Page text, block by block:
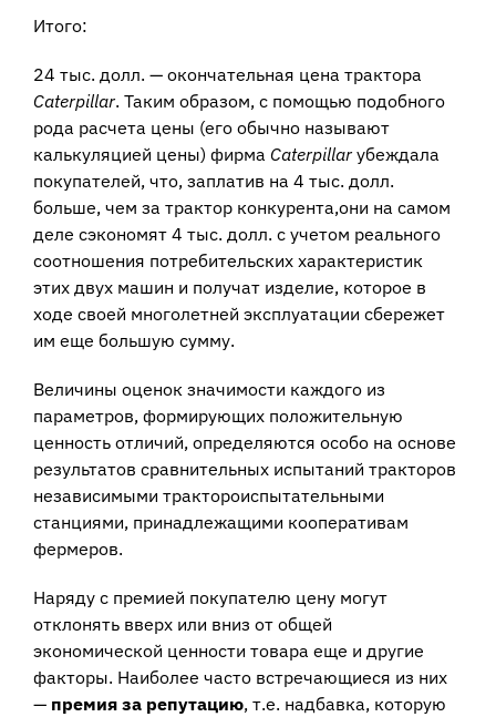
Итого:
24 тыс. долл. — окончательная цена трактора
Caterpillar. Таким образом, с помощью подобного
рода расчета цены (его обычно называют
калькуляцией цены) фирма Caterpillar убеждала
покупателей, что, заплатив на 4 тыс. долл.
больше, чем за трактор конкурента,они на самом
деле сэкономят 4 тыс. долл. с учетом реального
соотношения потребительских характеристик
этих двух машин и получат изделие, которое в
ходе своей многолетней эксплуатации сбережет
им еще большую сумму.
Величины оценок значимости каждого из
параметров, формирующих положительную
ценность отличий, определяются особо на основе
результатов сравнительных испытаний тракторов
независимыми трактороиспытательными
станциями, принадлежащими кооперативам
фермеров.
Наряду с премией покупателю цену могут
отклонять вверх или вниз от общей
экономической ценности товара еще и другие
факторы. Наиболее часто встречающиеся из них
— премия за репутацию, т.е. надбавка, которую